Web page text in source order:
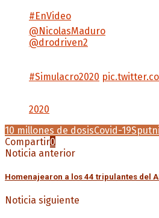
#EnVideo
@NicolasMaduro
@drodriven2
#Simulacro2020
2020
10 millones de dosisCovid-19
Compartir0
Noticia anterior
Homenajearon a los 44 tripulantes del
Noticia siguiente